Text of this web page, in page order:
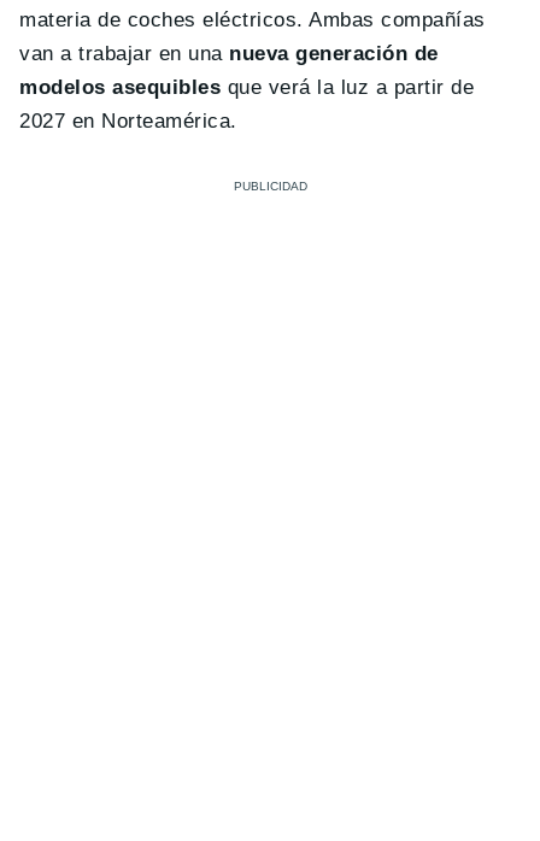
materia de coches eléctricos. Ambas compañías
van a trabajar en una nueva generación de
modelos asequibles que verá la luz a partir de
2027 en Norteamérica.